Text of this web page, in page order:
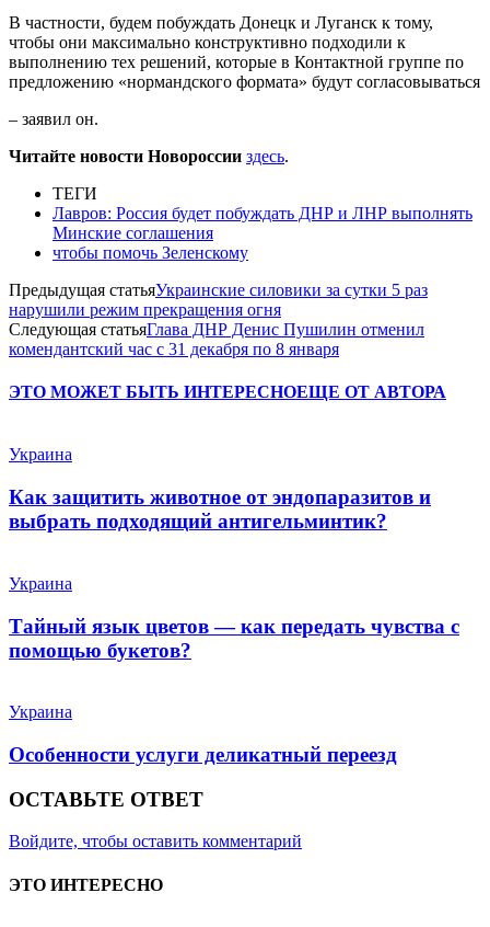
В частности, будем побуждать Донецк и Луганск к тому,
чтобы они максимально конструктивно подходили к
выполнению тех решений, которые в Контактной группе по
предложению «нормандского формата» будут согласовываться
– заявил он.
Читайте новости Новороссии здесь.
ТЕГИ
Лавров: Россия будет побуждать ДНР и ЛНР выполнять
Минские соглашения
чтобы помочь Зеленскому
Предыдущая статьяУкраинские силовики за сутки 5 раз
нарушили режим прекращения огня
Следующая статьяГлава ДНР Денис Пушилин отменил
комендантский час с 31 декабря по 8 января
ЭТО МОЖЕТ БЫТЬ ИНТЕРЕСНОЕЩЕ ОТ АВТОРА
Украина
Как защитить животное от эндопаразитов и
выбрать подходящий антигельминтик?
Украина
Тайный язык цветов — как передать чувства с
помощью букетов?
Украина
Особенности услуги деликатный переезд
ОСТАВЬТЕ ОТВЕТ
Войдите, чтобы оставить комментарий
ЭТО ИНТЕРЕСНО